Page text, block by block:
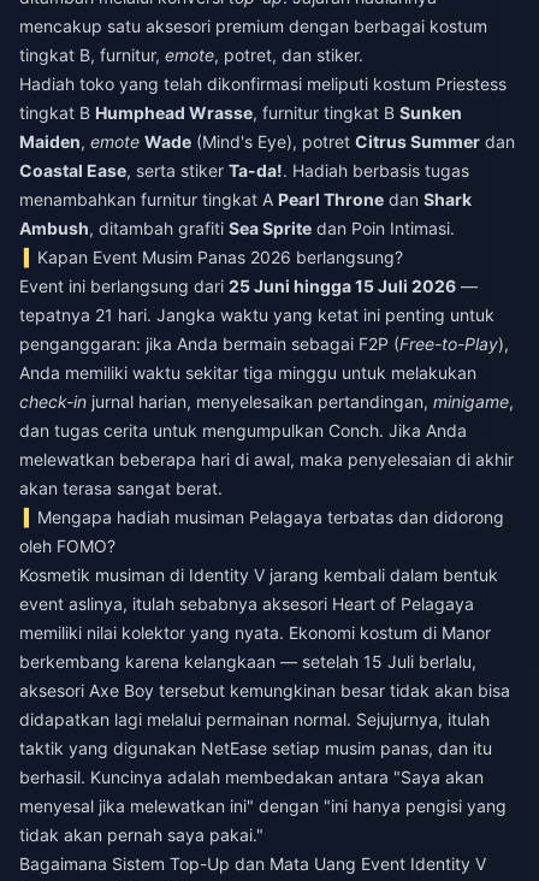
mencakup satu aksesori premium dengan berbagai kostum
tingkat B, furnitur, emote, potret, dan stiker.
Hadiah toko yang telah dikonfirmasi meliputi kostum Priestess
tingkat B Humphead Wrasse, furnitur tingkat B Sunken
Maiden, emote Wade (Mind's Eye), potret Citrus Summer dan
Coastal Ease, serta stiker Ta-da!. Hadiah berbasis tugas
menambahkan furnitur tingkat A Pearl Throne dan Shark
Ambush, ditambah grafiti Sea Sprite dan Poin Intimasi.
Kapan Event Musim Panas 2026 berlangsung?
Event ini berlangsung dari 25 Juni hingga 15 Juli 2026 —
tepatnya 21 hari. Jangka waktu yang ketat ini penting untuk
penganggaran: jika Anda bermain sebagai F2P (Free-to-Play),
Anda memiliki waktu sekitar tiga minggu untuk melakukan
check-in jurnal harian, menyelesaikan pertandingan, minigame,
dan tugas cerita untuk mengumpulkan Conch. Jika Anda
melewatkan beberapa hari di awal, maka penyelesaian di akhir
akan terasa sangat berat.
Mengapa hadiah musiman Pelagaya terbatas dan didorong
oleh FOMO?
Kosmetik musiman di Identity V jarang kembali dalam bentuk
event aslinya, itulah sebabnya aksesori Heart of Pelagaya
memiliki nilai kolektor yang nyata. Ekonomi kostum di Manor
berkembang karena kelangkaan — setelah 15 Juli berlalu,
aksesori Axe Boy tersebut kemungkinan besar tidak akan bisa
didapatkan lagi melalui permainan normal. Sejujurnya, itulah
taktik yang digunakan NetEase setiap musim panas, dan itu
berhasil. Kuncinya adalah membedakan antara "Saya akan
menyesal jika melewatkan ini" dengan "ini hanya pengisi yang
tidak akan pernah saya pakai."
Bagaimana Sistem Top-Up dan Mata Uang Event Identity V